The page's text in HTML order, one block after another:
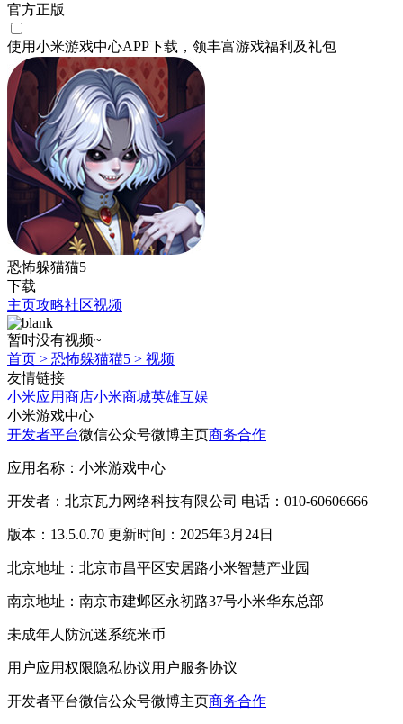
官方正版
使用小米游戏中心APP下载 ，领丰富游戏福利 及礼包
恐怖躲猫猫5
下载
主页攻略社区视频
暂时没有视频~
首页 > 恐怖躲猫猫5 > 视频
友情链接
小米应用商店小米商城英雄互娱
小米游戏中心
开发者平台微信公众号微博主页商务合作
应用名称：小米游戏中心
开发者：北京瓦力网络科技有限公司 电话：010-60606666
版本：13.5.0.70 更新时间：2025年3月24日
北京地址：北京市昌平区安居路小米智慧产业园
南京地址：南京市建邺区永初路37号小米华东总部
未成年人防沉迷系统米币
用户应用权限隐私协议用户服务协议
开发者平台微信公众号微博主页商务合作